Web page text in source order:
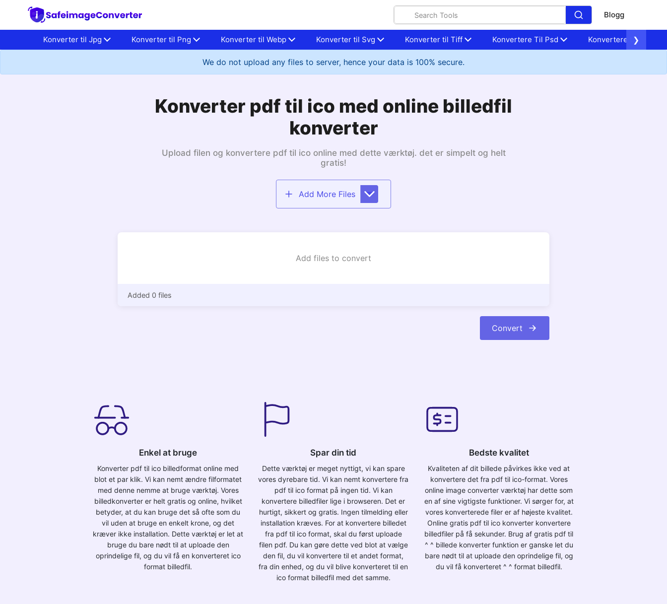
Blogg
Konverter til Jpg Konverter til Png Konverter til Webp Konverter til Svg Konverter til Tiff Konvertere Til Psd Konvertere til Nef
❯
We do not upload any files to server, hence your data is 100% secure.
Konverter pdf til ico med online billedfil
konverter
Upload filen og konvertere pdf til ico online med dette værktøj. det er simpelt og helt
gratis!
Add More Files
Add files to convert
Added 0 files
Convert
Enkel at bruge
Konverter pdf til ico billedformat online med
blot et par klik. Vi kan nemt ændre filformatet
med denne nemme at bruge værktøj. Vores
billedkonverter er helt gratis og online, hvilket
betyder, at du kan bruge det så ofte som du
vil uden at bruge en enkelt krone, og det
kræver ikke installation. Dette værktøj er let at
bruge du bare nødt til at uploade den
oprindelige fil, og du vil få en konverteret ico
format billedfil.
Spar din tid
Dette værktøj er meget nyttigt, vi kan spare
vores dyrebare tid. Vi kan nemt konvertere fra
pdf til ico format på ingen tid. Vi kan
konvertere billedfiler lige i browseren. Det er
hurtigt, sikkert og gratis. Ingen tilmelding eller
installation kræves. For at konvertere billedet
fra pdf til ico format, skal du først uploade
filen pdf. Du kan gøre dette ved blot at vælge
den fil, du vil konvertere til et andet format,
fra din enhed, og du vil blive konverteret til en
ico format billedfil med det samme.
Bedste kvalitet
Kvaliteten af dit billede påvirkes ikke ved at
konvertere det fra pdf til ico-format. Vores
online image converter værktøj har dette som
en af sine vigtigste funktioner. Vi sørger for, at
vores konverterede filer er af højeste kvalitet.
Online gratis pdf til ico konverter konvertere
billedfiler på få sekunder. Brug af gratis pdf til
^ ^ billede konverter funktion er ganske let du
bare nødt til at uploade den oprindelige fil, og
du vil få konverteret ^ ^ format billedfil.